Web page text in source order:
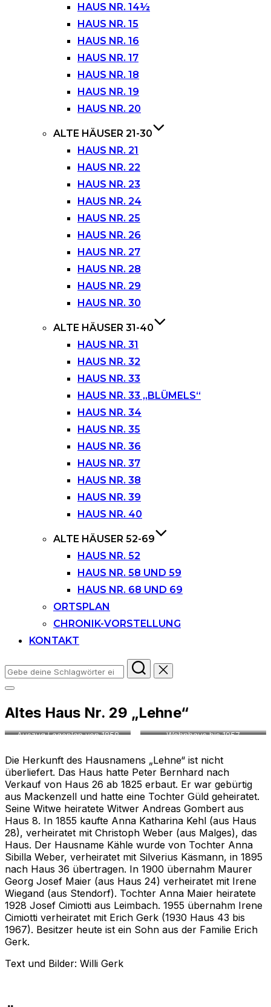
HAUS NR. 14½
HAUS NR. 15
HAUS NR. 16
HAUS NR. 17
HAUS NR. 18
HAUS NR. 19
HAUS NR. 20
ALTE HÄUSER 21-30
HAUS NR. 21
HAUS NR. 22
HAUS NR. 23
HAUS NR. 24
HAUS NR. 25
HAUS NR. 26
HAUS NR. 27
HAUS NR. 28
HAUS NR. 29
HAUS NR. 30
ALTE HÄUSER 31-40
HAUS NR. 31
HAUS NR. 32
HAUS NR. 33
HAUS NR. 33 „BLÜMELS“
HAUS NR. 34
HAUS NR. 35
HAUS NR. 36
HAUS NR. 37
HAUS NR. 38
HAUS NR. 39
HAUS NR. 40
ALTE HÄUSER 52-69
HAUS NR. 52
HAUS NR. 58 UND 59
HAUS NR. 68 UND 69
ORTSPLAN
CHRONIK-VORSTELLUNG
KONTAKT
Suchen
nach:
Seitenleiste
Navigation
Altes Haus Nr. 29 „Lehne“
Auszug Lageplan von 1858 Wohnhaus bis 1957
Die Herkunft des Hausnamens „Lehne“ ist nicht
überliefert. Das Haus hatte Peter Bernhard nach
Verkauf von Haus 26 ab 1825 erbaut. Er war gebürtig
aus Mackenzell und hatte eine Tochter Güld geheiratet.
Seine Witwe heiratete Witwer Andreas Gombert aus
Haus 8. In 1855 kaufte Anna Katharina Kehl (aus Haus
28), verheiratet mit Christoph Weber (aus Malges), das
Haus. Der Hausname Kähle wurde von Tochter Anna
Sibilla Weber, verheiratet mit Silverius Käsmann, in 1895
nach Haus 36 übertragen. In 1900 übernahm Maurer
Georg Josef Maier (aus Haus 24) verheiratet mit Irene
Wiegand (aus Stendorf). Tochter Anna Maier heiratete
1928 Josef Cimiotti aus Leimbach. 1955 übernahm Irene
Cimiotti verheiratet mit Erich Gerk (1930 Haus 43 bis
1967). Besitzer heute ist ein Sohn aus der Familie Erich
Gerk.
Text und Bilder: Willi Gerk